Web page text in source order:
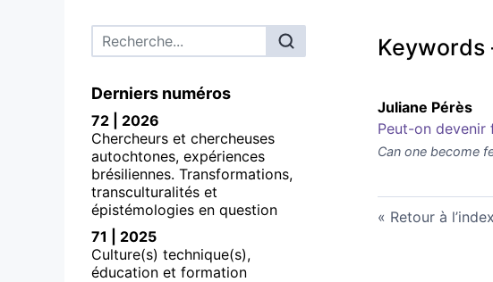
Menu principal
Derniers numéros
72 | 2026
Chercheurs et chercheuses
autochtones, expériences
brésiliennes. Transformations,
transculturalités et
épistémologies en question
71 | 2025
Culture(s) technique(s),
éducation et formation
Keywords
Juliane Pérès
Peut-on devenir
Can one become
Retour à l’index